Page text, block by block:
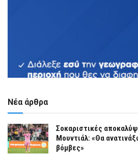
Νέα άρθρα
Σοκαριστικές
Μουντιάλ: «Θα
βόμβες»